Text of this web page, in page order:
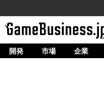
ホーム
開発 市場 企業